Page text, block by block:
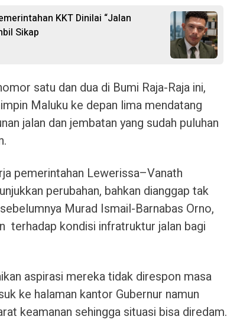
KKT Dinilai “Jalan
Sikap
satu dan dua di Bumi Raja-Raja ini,
Maluku ke depan lima mendatang
jalan dan jembatan yang sudah puluhan
pemerintahan Lewerissa–Vanath
perubahan, bahkan dianggap tak
Murad Ismail-Barnabas Orno,
terhadap kondisi infratruktur jalan bagi
aspirasi mereka tidak direspon masa
ke halaman kantor Gubernur namun
keamanan sehingga situasi bisa diredam.